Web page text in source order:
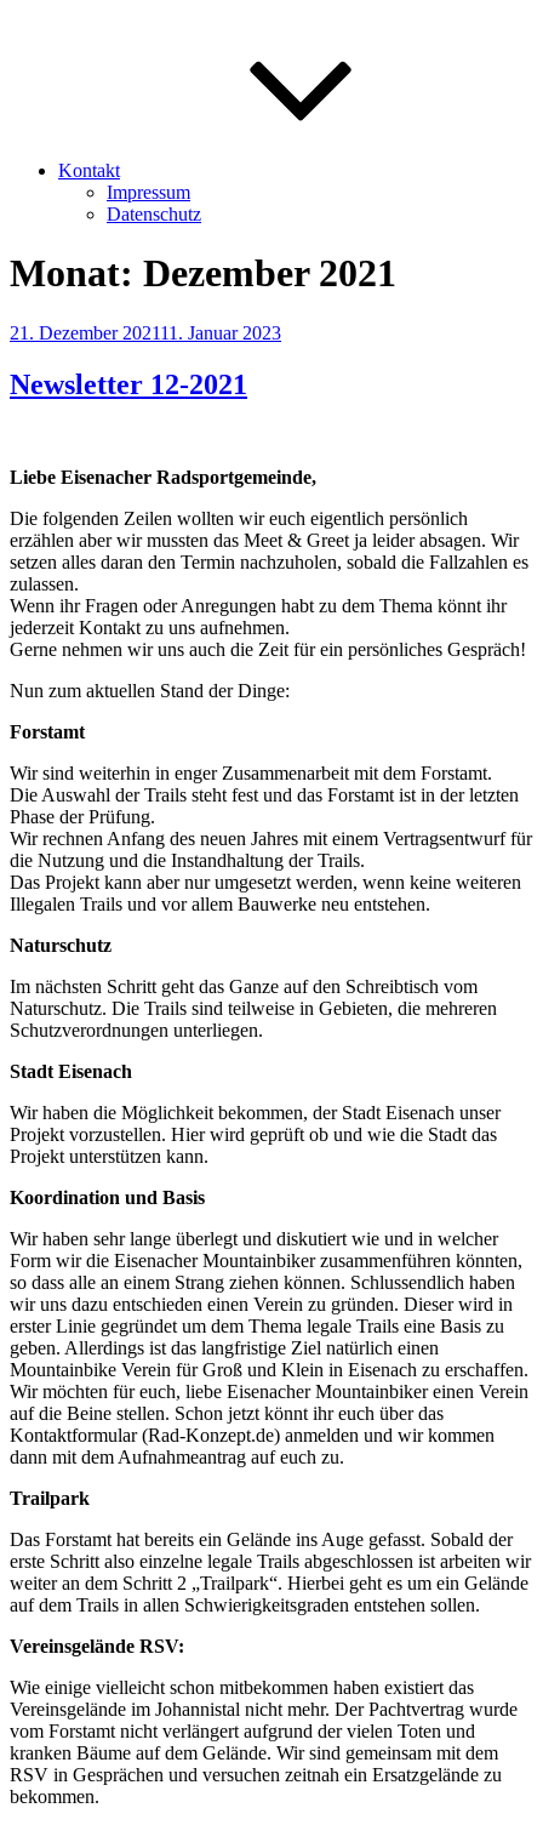
Kontakt
Impressum
Datenschutz
Monat: Dezember 2021
Veröffentlicht
21. Dezember 202111. Januar 2023
Newsletter 12-2021
Liebe Eisenacher Radsportgemeinde,
Die folgenden Zeilen wollten wir euch eigentlich persönlich
erzählen aber wir mussten das Meet & Greet ja leider absagen. Wir
setzen alles daran den Termin nachzuholen, sobald die Fallzahlen es
zulassen.
Wenn ihr Fragen oder Anregungen habt zu dem Thema könnt ihr
jederzeit Kontakt zu uns aufnehmen.
Gerne nehmen wir uns auch die Zeit für ein persönliches Gespräch!
Nun zum aktuellen Stand der Dinge:
Forstamt
Wir sind weiterhin in enger Zusammenarbeit mit dem Forstamt.
Die Auswahl der Trails steht fest und das Forstamt ist in der letzten
Phase der Prüfung.
Wir rechnen Anfang des neuen Jahres mit einem Vertragsentwurf für
die Nutzung und die Instandhaltung der Trails.
Das Projekt kann aber nur umgesetzt werden, wenn keine weiteren
Illegalen Trails und vor allem Bauwerke neu entstehen.
Naturschutz
Im nächsten Schritt geht das Ganze auf den Schreibtisch vom
Naturschutz. Die Trails sind teilweise in Gebieten, die mehreren
Schutzverordnungen unterliegen.
Stadt Eisenach
Wir haben die Möglichkeit bekommen, der Stadt Eisenach unser
Projekt vorzustellen. Hier wird geprüft ob und wie die Stadt das
Projekt unterstützen kann.
Koordination und Basis
Wir haben sehr lange überlegt und diskutiert wie und in welcher
Form wir die Eisenacher Mountainbiker zusammenführen könnten,
so dass alle an einem Strang ziehen können. Schlussendlich haben
wir uns dazu entschieden einen Verein zu gründen. Dieser wird in
erster Linie gegründet um dem Thema legale Trails eine Basis zu
geben. Allerdings ist das langfristige Ziel natürlich einen
Mountainbike Verein für Groß und Klein in Eisenach zu erschaffen.
Wir möchten für euch, liebe Eisenacher Mountainbiker einen Verein
auf die Beine stellen. Schon jetzt könnt ihr euch über das
Kontaktformular (Rad-Konzept.de) anmelden und wir kommen
dann mit dem Aufnahmeantrag auf euch zu.
Trailpark
Das Forstamt hat bereits ein Gelände ins Auge gefasst. Sobald der
erste Schritt also einzelne legale Trails abgeschlossen ist arbeiten wir
weiter an dem Schritt 2 „Trailpark“. Hierbei geht es um ein Gelände
auf dem Trails in allen Schwierigkeitsgraden entstehen sollen.
Vereinsgelände RSV:
Wie einige vielleicht schon mitbekommen haben existiert das
Vereinsgelände im Johannistal nicht mehr. Der Pachtvertrag wurde
vom Forstamt nicht verlängert aufgrund der vielen Toten und
kranken Bäume auf dem Gelände. Wir sind gemeinsam mit dem
RSV in Gesprächen und versuchen zeitnah ein Ersatzgelände zu
bekommen.